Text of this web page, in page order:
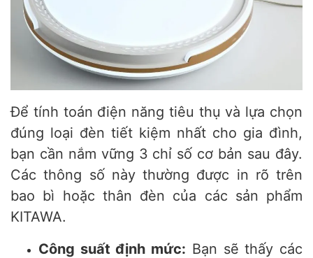
Để tính toán điện năng tiêu thụ và lựa chọn
đúng loại đèn tiết kiệm nhất cho gia đình,
bạn cần nắm vững 3 chỉ số cơ bản sau đây.
Các thông số này thường được in rõ trên
bao bì hoặc thân đèn của các sản phẩm
KITAWA.
Công suất định mức: Bạn sẽ thấy các